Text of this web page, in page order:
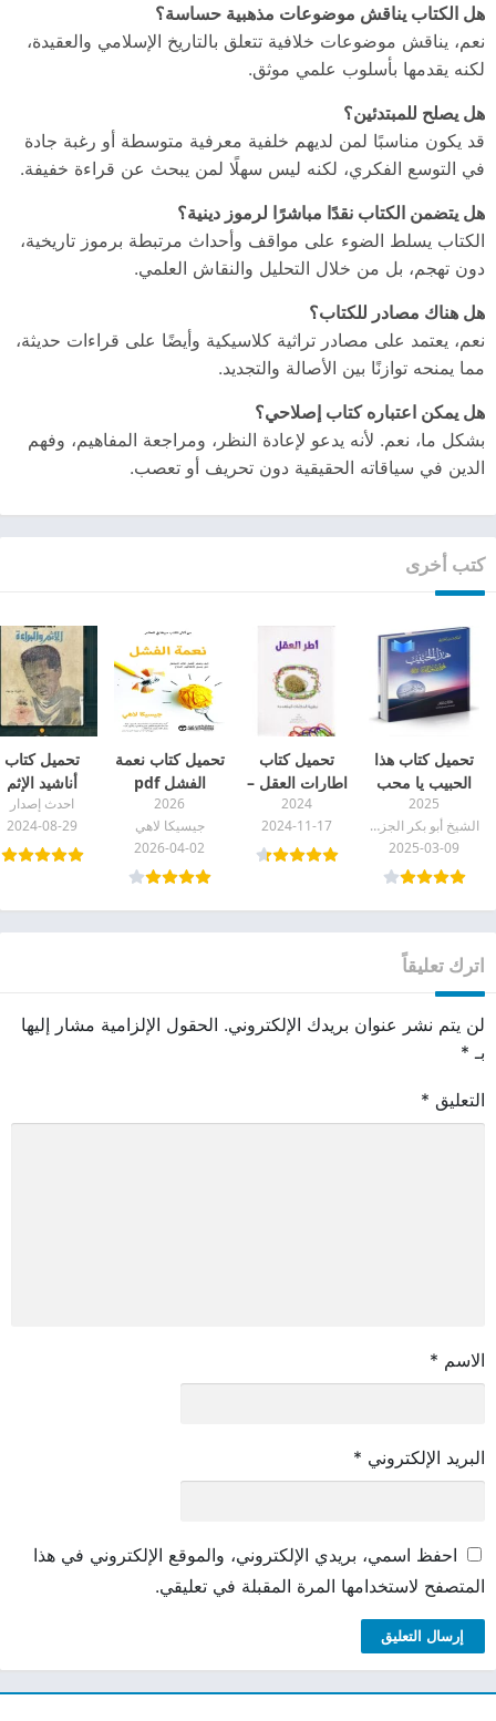
هل الكتاب يناقش موضوعات مذهبية حساسة؟
نعم، يناقش موضوعات خلافية تتعلق بالتاريخ الإسلامي والعقيدة،
لكنه يقدمها بأسلوب علمي موثق.
هل يصلح للمبتدئين؟
قد يكون مناسبًا لمن لديهم خلفية معرفية متوسطة أو رغبة جادة
في التوسع الفكري، لكنه ليس سهلًا لمن يبحث عن قراءة خفيفة.
هل يتضمن الكتاب نقدًا مباشرًا لرموز دينية؟
الكتاب يسلط الضوء على مواقف وأحداث مرتبطة برموز تاريخية،
دون تهجم، بل من خلال التحليل والنقاش العلمي.
هل هناك مصادر للكتاب؟
نعم، يعتمد على مصادر تراثية كلاسيكية وأيضًا على قراءات حديثة،
مما يمنحه توازنًا بين الأصالة والتجديد.
هل يمكن اعتباره كتاب إصلاحي؟
بشكل ما، نعم. لأنه يدعو لإعادة النظر، ومراجعة المفاهيم، وفهم
الدين في سياقاته الحقيقية دون تحريف أو تعصب.
كتب أخرى
تحميل كتاب هذا
الحبيب يا محب
pdf
2025
الشيخ أبو بكر الجزائري
2025-03-09
تحميل كتاب
اطارات العقل –
أطر العقل pdf
2024
2024-11-17
تحميل كتاب نعمة
الفشل pdf
2026
جيسيكا لاهي
2026-04-02
تحميل كتاب
أناشيد الإثم
والبراءة pdf
بجودة عالية
احدث إصدار
2024-08-29
اترك تعليقاً
لن يتم نشر عنوان بريدك الإلكتروني. الحقول الإلزامية مشار إليها
بـ *
التعليق *
الاسم *
البريد الإلكتروني *
احفظ اسمي، بريدي الإلكتروني، والموقع الإلكتروني في هذا
المتصفح لاستخدامها المرة المقبلة في تعليقي.